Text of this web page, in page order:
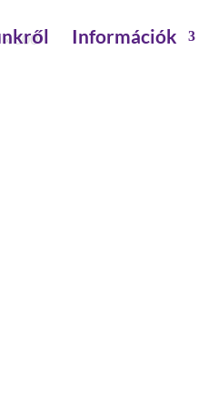
Információk
800